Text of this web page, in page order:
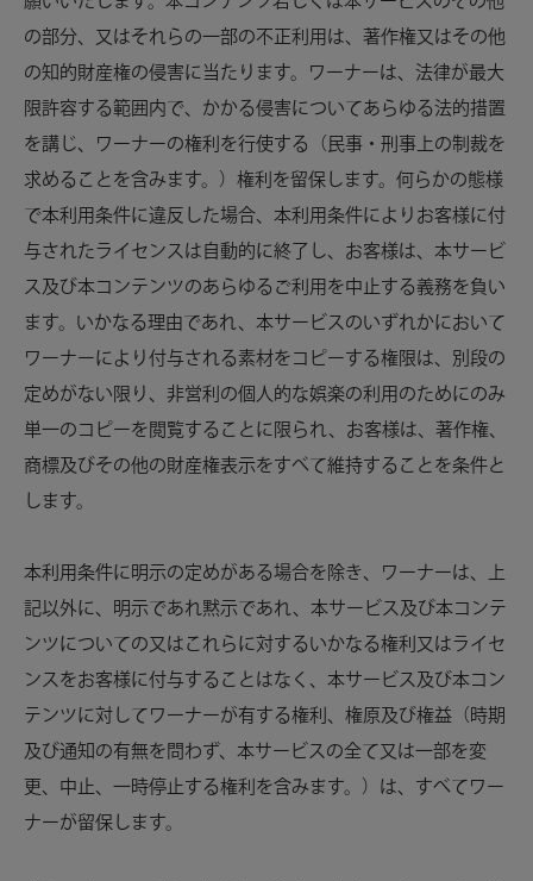
の部分、又はそれらの一部の不正利用は、著作権又はその他
の知的財産権の侵害に当たります。ワーナーは、法律が最大
限許容する範囲内で、かかる侵害についてあらゆる法的措置
を講じ、ワーナーの権利を行使する（民事・刑事上の制裁を
求めることを含みます。）権利を留保します。何らかの態様
で本利用条件に違反した場合、本利用条件によりお客様に付
与されたライセンスは自動的に終了し、お客様は、本サービ
ス及び本コンテンツのあらゆるご利用を中止する義務を負い
ます。いかなる理由であれ、本サービスのいずれかにおいて
ワーナーにより付与される素材をコピーする権限は、別段の
定めがない限り、非営利の個人的な娯楽の利用のためにのみ
単一のコピーを閲覧することに限られ、お客様は、著作権、
商標及びその他の財産権表示をすべて維持することを条件と
します。
本利用条件に明示の定めがある場合を除き、ワーナーは、上
記以外に、明示であれ黙示であれ、本サービス及び本コンテ
ンツについての又はこれらに対するいかなる権利又はライセ
ンスをお客様に付与することはなく、本サービス及び本コン
テンツに対してワーナーが有する権利、権原及び権益（時期
及び通知の有無を問わず、本サービスの全て又は一部を変
更、中止、一時停止する権利を含みます。）は、すべてワー
ナーが留保します。